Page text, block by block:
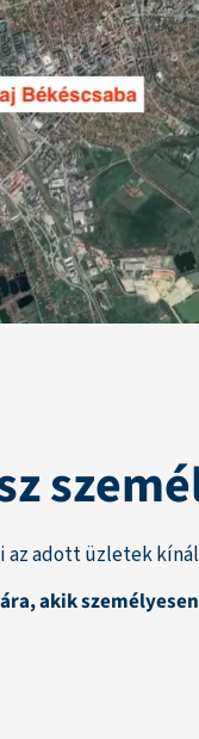
az adott üzletek
akik